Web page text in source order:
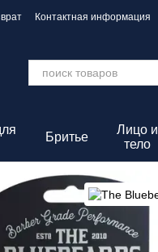
Контактная информация
Бритье
Лицо и
тело